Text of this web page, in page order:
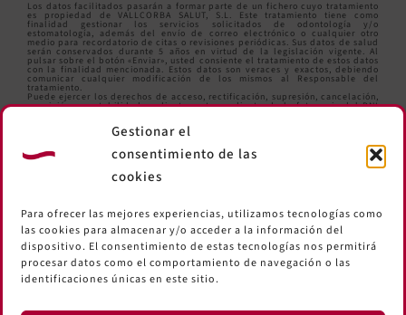
Gestionar el
consentimiento de las
cookies
Para ofrecer las mejores experiencias, utilizamos tecnologías como
las cookies para almacenar y/o acceder a la información del
dispositivo. El consentimiento de estas tecnologías nos permitirá
procesar datos como el comportamiento de navegación o las
identificaciones únicas en este sitio.
Los datos facilitados pasarán a formar parte de un fichero cuyo tratamiento
es propiedad de VALLCORBA SALUT, S.L. Este tratamiento tiene como
finalidad gestionar los servicios solicitados de odontología y/o
estomatología, además del envío de correo electrónico o cualquier otro
medio para recordatorio de citas o revisiones periódicas. Sus datos de salud
serán conservados durante 5 años en virtud de la legislación vigente. Al
pulsar sobre el botón «Enviar», usted consiente el tratamiento de estos datos
con la finalidad mencionada. Estos datos son veraces y exactos, debiendo
comunicar cualquier modificación de los mismos al Responsable del
tratamiento.
Puede ejercer los derechos de acceso, rectificación, supresión, cancelación,
oposición y portabilidad mediante carta y adjuntando la fotocopia del DNI
enviando un correo electrónico a informacio@clinicavallcorba.com